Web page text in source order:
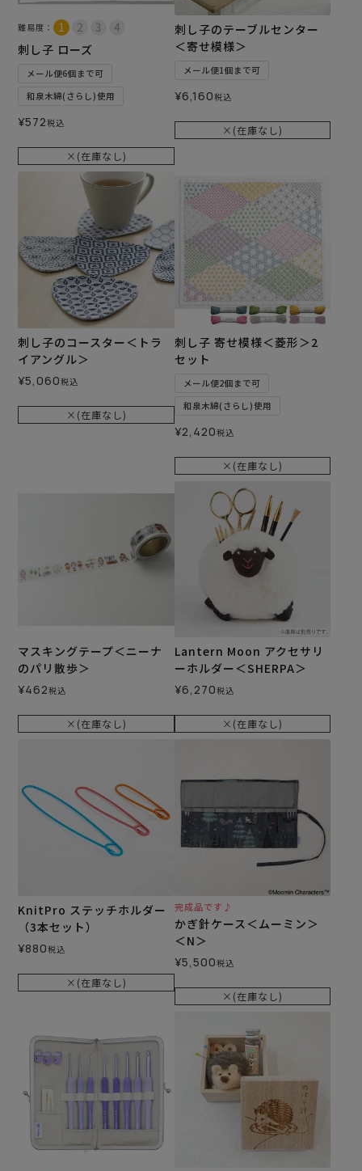
難易度：
刺し子 ローズ
メール便6個まで可
和泉木綿(さらし)使用
¥572税込
×(在庫なし)
刺し子のテーブルセンター
＜寄せ模様＞
メール便1個まで可
¥6,160税込
×(在庫なし)
刺し子のコースター＜トラ
イアングル＞
¥5,060税込
×(在庫なし)
刺し子 寄せ模様＜菱形＞2
セット
メール便2個まで可
和泉木綿(さらし)使用
¥2,420税込
×(在庫なし)
マスキングテープ＜ニーナ
のパリ散歩＞
¥462税込
×(在庫なし)
Lantern Moon アクセサリ
ーホルダー＜SHERPA＞
¥6,270税込
×(在庫なし)
KnitPro ステッチホルダー
（3本セット）
¥880税込
×(在庫なし)
完成品です♪
かぎ針ケース＜ムーミン＞
＜N＞
¥5,500税込
×(在庫なし)